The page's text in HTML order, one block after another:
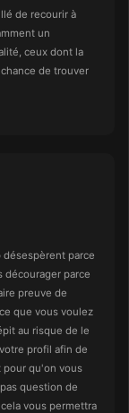
de recourir à
un
ceux dont la
de trouver
désespèrent parce
décourager parce
preuve de
que vous voulez
au risque de le
profil afin de
pour qu'on vous
question de
vous permettra